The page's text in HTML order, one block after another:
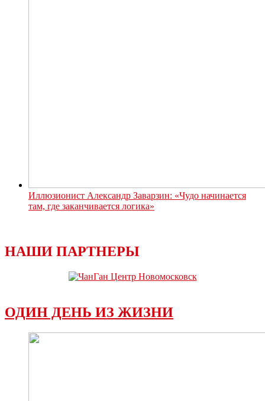
Иллюзионист Александр Заварзин: «Чудо начинается
там, где заканчивается логика»
НАШИ ПАРТНЕРЫ
ОДИН ДЕНЬ ИЗ ЖИЗНИ